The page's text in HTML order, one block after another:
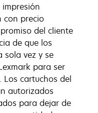
con precio
del cliente
de que los
sola vez y se
para ser
Los cartuchos del
autorizados
para dejar de